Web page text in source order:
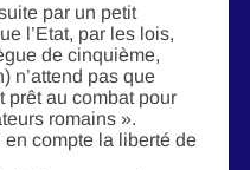
par un petit
l’Etat, par les lois,
de cinquième,
n’attend pas que
prêt au combat pour
romains ».
compte la liberté de